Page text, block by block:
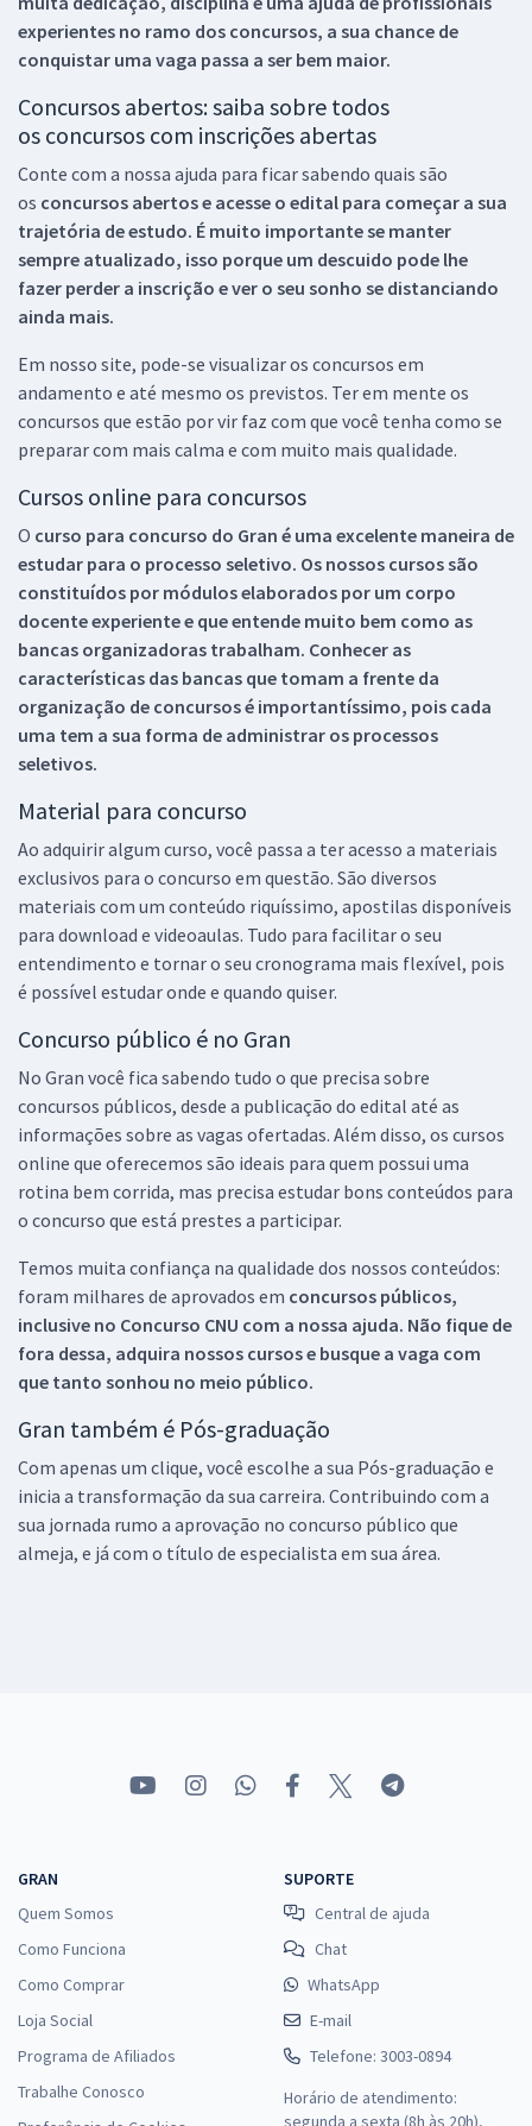
experientes no ramo dos concursos, a sua chance de
conquistar uma vaga passa a ser bem maior.
Concursos abertos: saiba sobre todos
os concursos com inscrições abertas
Conte com a nossa ajuda para ficar sabendo quais são
os concursos abertos e acesse o edital para começar a sua
trajetória de estudo. É muito importante se manter
sempre atualizado, isso porque um descuido pode lhe
fazer perder a inscrição e ver o seu sonho se distanciando
ainda mais.
Em nosso site, pode-se visualizar os concursos em
andamento e até mesmo os previstos. Ter em mente os
concursos que estão por vir faz com que você tenha como se
preparar com mais calma e com muito mais qualidade.
Cursos online para concursos
O curso para concurso do Gran é uma excelente maneira de
estudar para o processo seletivo. Os nossos cursos são
constituídos por módulos elaborados por um corpo
docente experiente e que entende muito bem como as
bancas organizadoras trabalham. Conhecer as
características das bancas que tomam a frente da
organização de concursos é importantíssimo, pois cada
uma tem a sua forma de administrar os processos
seletivos.
Material para concurso
Ao adquirir algum curso, você passa a ter acesso a materiais
exclusivos para o concurso em questão. São diversos
materiais com um conteúdo riquíssimo, apostilas disponíveis
para download e videoaulas. Tudo para facilitar o seu
entendimento e tornar o seu cronograma mais flexível, pois
é possível estudar onde e quando quiser.
Concurso público é no Gran
No Gran você fica sabendo tudo o que precisa sobre
concursos públicos, desde a publicação do edital até as
informações sobre as vagas ofertadas. Além disso, os cursos
online que oferecemos são ideais para quem possui uma
rotina bem corrida, mas precisa estudar bons conteúdos para
o concurso que está prestes a participar.
Temos muita confiança na qualidade dos nossos conteúdos:
foram milhares de aprovados em concursos públicos,
inclusive no Concurso CNU com a nossa ajuda. Não fique de
fora dessa, adquira nossos cursos e busque a vaga com
que tanto sonhou no meio público.
Gran também é Pós-graduação
Com apenas um clique, você escolhe a sua Pós-graduação e
inicia a transformação da sua carreira. Contribuindo com a
sua jornada rumo a aprovação no concurso público que
almeja, e já com o título de especialista em sua área.
GRAN
Quem Somos
Como Funciona
Como Comprar
Loja Social
Programa de Afiliados
Trabalhe Conosco
SUPORTE
Central de ajuda
Chat
WhatsApp
E-mail
Telefone: 3003-0894
Horário de atendimento:
segunda a sexta (8h às 20h),